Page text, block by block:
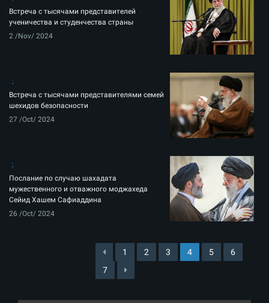
Встреча с тысячами представителей
ученичества и студенчества страны
2 /Nov/ 2024
Встреча с тысячами представителями семей
шехидов безопасности
27 /Oct/ 2024
Послание по случаю шахадата
мужественного и отважного моджахеда
Сейид Хашем Сафиаддина
26 /Oct/ 2024
1 2 3 4 5
6
7